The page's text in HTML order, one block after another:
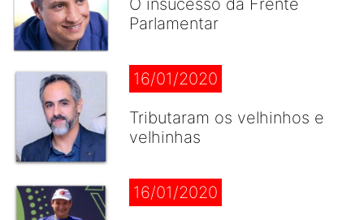
Parlamentar
16/01/2020
Tributaram os velhinhos e
velhinhas
16/01/2020